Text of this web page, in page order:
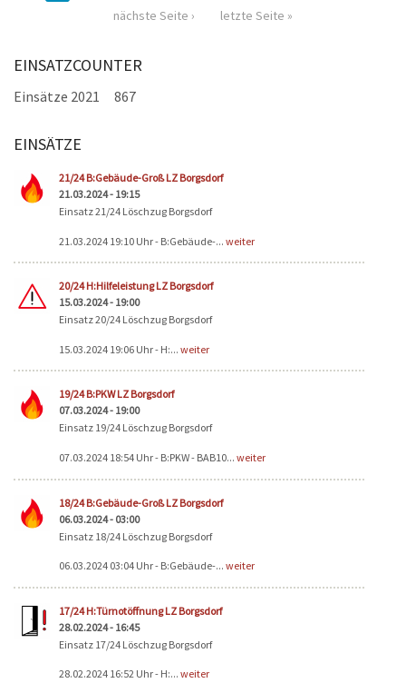
nächste Seite ›
letzte Seite »
EINSATZCOUNTER
Einsätze 2021 867
EINSÄTZE
21/24 B:Gebäude-Groß LZ Borgsdorf
21.03.2024 - 19:15
Einsatz 21/24 Löschzug Borgsdorf
21.03.2024 19:10 Uhr - B:Gebäude-... weiter
20/24 H:Hilfeleistung LZ Borgsdorf
15.03.2024 - 19:00
Einsatz 20/24 Löschzug Borgsdorf
15.03.2024 19:06 Uhr - H:... weiter
19/24 B:PKW LZ Borgsdorf
07.03.2024 - 19:00
Einsatz 19/24 Löschzug Borgsdorf
07.03.2024 18:54 Uhr - B:PKW - BAB10... weiter
18/24 B:Gebäude-Groß LZ Borgsdorf
06.03.2024 - 03:00
Einsatz 18/24 Löschzug Borgsdorf
06.03.2024 03:04 Uhr - B:Gebäude-... weiter
17/24 H:Türnotöffnung LZ Borgsdorf
28.02.2024 - 16:45
Einsatz 17/24 Löschzug Borgsdorf
28.02.2024 16:52 Uhr - H:... weiter
Seiten